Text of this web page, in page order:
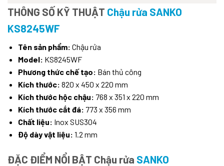
THÔNG SỐ KỸ THUẬT Chậu rửa SANKO
KS8245WF
Tên sản phẩm: Chậu rửa
Model: KS8245WF
Phương thức chế tạo: Bán thủ công
Kích thước: 820 x 450 x 220 mm
Kích thước hộc chậu: 768 x 351 x 220 mm
Kích thước cắt đá: 773 x 356 mm
Chất liệu: Inox SUS304
Độ dày vật liệu: 1.2 mm
ĐẶC ĐIỂM NỔI BẬT Chậu rửa SANKO